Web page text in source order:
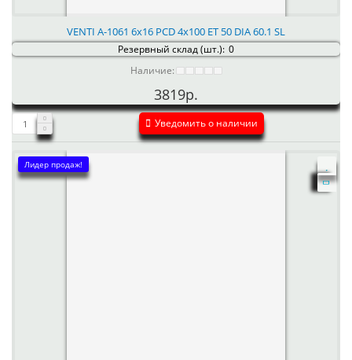
VENTI А-1061 6x16 PCD 4x100 ET 50 DIA 60.1 SL
Резервный склад (шт.): 0
Наличие:
3819р.
Уведомить о наличии
Лидер продаж!